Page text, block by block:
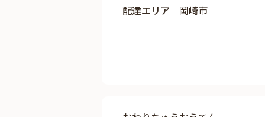
配達エリア
岡崎市